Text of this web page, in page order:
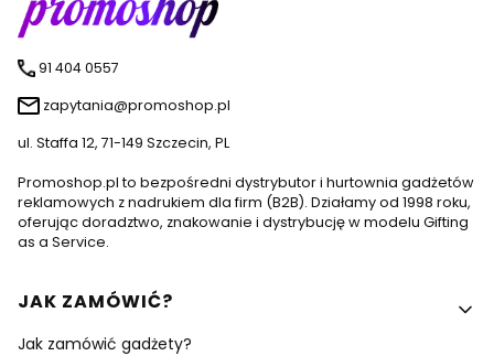
91 404 0557
zapytania@promoshop.pl
ul. Staffa 12, 71-149 Szczecin, PL
Promoshop.pl to bezpośredni dystrybutor i hurtownia gadżetów
reklamowych z nadrukiem dla firm (B2B). Działamy od 1998 roku,
oferując doradztwo, znakowanie i dystrybucję w modelu Gifting
as a Service.
Linki w stopce
JAK ZAMÓWIĆ?
Jak zamówić gadżety?